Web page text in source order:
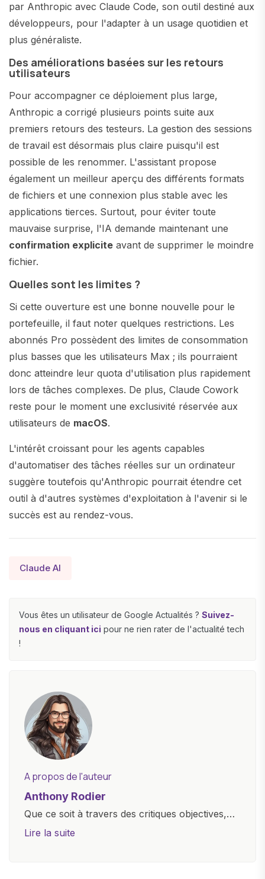
par Anthropic avec Claude Code, son outil destiné aux
développeurs, pour l'adapter à un usage quotidien et
plus généraliste.
Des améliorations basées sur les retours
utilisateurs
Pour accompagner ce déploiement plus large,
Anthropic a corrigé plusieurs points suite aux
premiers retours des testeurs. La gestion des sessions
de travail est désormais plus claire puisqu'il est
possible de les renommer. L'assistant propose
également un meilleur aperçu des différents formats
de fichiers et une connexion plus stable avec les
applications tierces. Surtout, pour éviter toute
mauvaise surprise, l'IA demande maintenant une
confirmation explicite avant de supprimer le moindre
fichier.
Quelles sont les limites ?
Si cette ouverture est une bonne nouvelle pour le
portefeuille, il faut noter quelques restrictions. Les
abonnés Pro possèdent des limites de consommation
plus basses que les utilisateurs Max ; ils pourraient
donc atteindre leur quota d'utilisation plus rapidement
lors de tâches complexes. De plus, Claude Cowork
reste pour le moment une exclusivité réservée aux
utilisateurs de macOS.
L'intérêt croissant pour les agents capables
d'automatiser des tâches réelles sur un ordinateur
suggère toutefois qu'Anthropic pourrait étendre cet
outil à d'autres systèmes d'exploitation à l'avenir si le
succès est au rendez-vous.
Claude AI
Vous êtes un utilisateur de Google Actualités ? Suivez-
nous en cliquant ici pour ne rien rater de l'actualité tech
!
A propos de l'auteur
Anthony Rodier
Que ce soit à travers des critiques objectives,
des guides d'achat ou des analyses
Lire la suite